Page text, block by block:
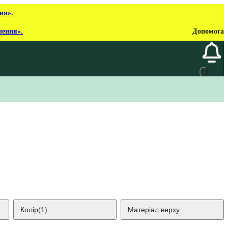
Допомога
Колір(1) Матеріал верху